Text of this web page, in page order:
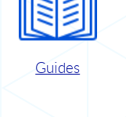
Guides